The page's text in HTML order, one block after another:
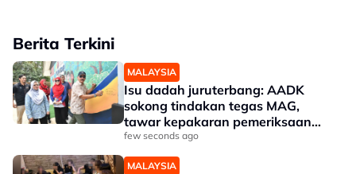
Berita Terkini
MALAYSIA
Isu dadah juruterbang: AADK
sokong tindakan tegas MAG,
tawar kepakaran pemeriksaan
ketat
few seconds ago
MALAYSIA